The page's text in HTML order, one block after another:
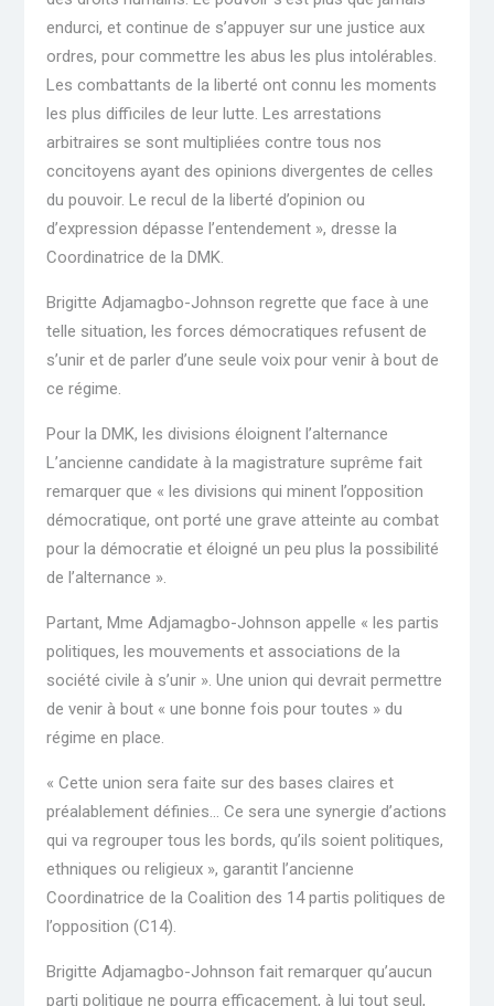
endurci, et continue de s’appuyer sur une justice aux
ordres, pour commettre les abus les plus intolérables.
Les combattants de la liberté ont connu les moments
les plus difficiles de leur lutte. Les arrestations
arbitraires se sont multipliées contre tous nos
concitoyens ayant des opinions divergentes de celles
du pouvoir. Le recul de la liberté d’opinion ou
d’expression dépasse l’entendement », dresse la
Coordinatrice de la DMK.
Brigitte Adjamagbo-Johnson regrette que face à une
telle situation, les forces démocratiques refusent de
s’unir et de parler d’une seule voix pour venir à bout de
ce régime.
Pour la DMK, les divisions éloignent l’alternance
L’ancienne candidate à la magistrature suprême fait
remarquer que « les divisions qui minent l’opposition
démocratique, ont porté une grave atteinte au combat
pour la démocratie et éloigné un peu plus la possibilité
de l’alternance ».
Partant, Mme Adjamagbo-Johnson appelle « les partis
politiques, les mouvements et associations de la
société civile à s’unir ». Une union qui devrait permettre
de venir à bout « une bonne fois pour toutes » du
régime en place.
« Cette union sera faite sur des bases claires et
préalablement définies… Ce sera une synergie d’actions
qui va regrouper tous les bords, qu’ils soient politiques,
ethniques ou religieux », garantit l’ancienne
Coordinatrice de la Coalition des 14 partis politiques de
l’opposition (C14).
Brigitte Adjamagbo-Johnson fait remarquer qu’aucun
parti politique ne pourra efficacement, à lui tout seul,